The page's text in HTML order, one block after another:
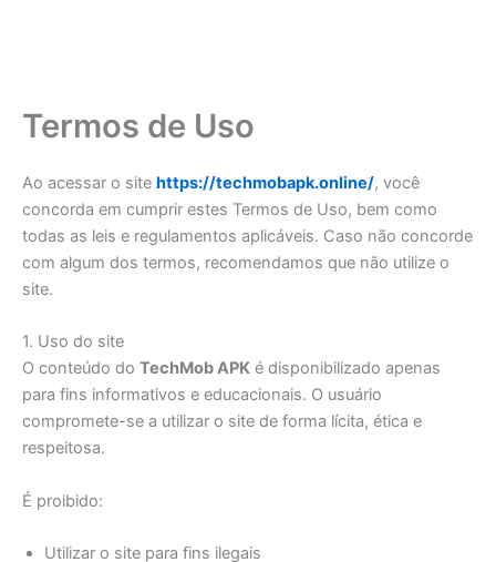
Termos de Uso
Ao acessar o site https://techmobapk.online/, você
concorda em cumprir estes Termos de Uso, bem como
todas as leis e regulamentos aplicáveis. Caso não concorde
com algum dos termos, recomendamos que não utilize o
site.
1. Uso do site
O conteúdo do TechMob APK é disponibilizado apenas
para fins informativos e educacionais. O usuário
compromete-se a utilizar o site de forma lícita, ética e
respeitosa.
É proibido:
Utilizar o site para fins ilegais